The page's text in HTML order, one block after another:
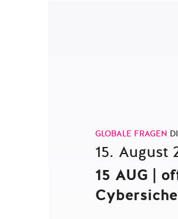
GLOBALE FRAGEN
15. August
15 AUG |